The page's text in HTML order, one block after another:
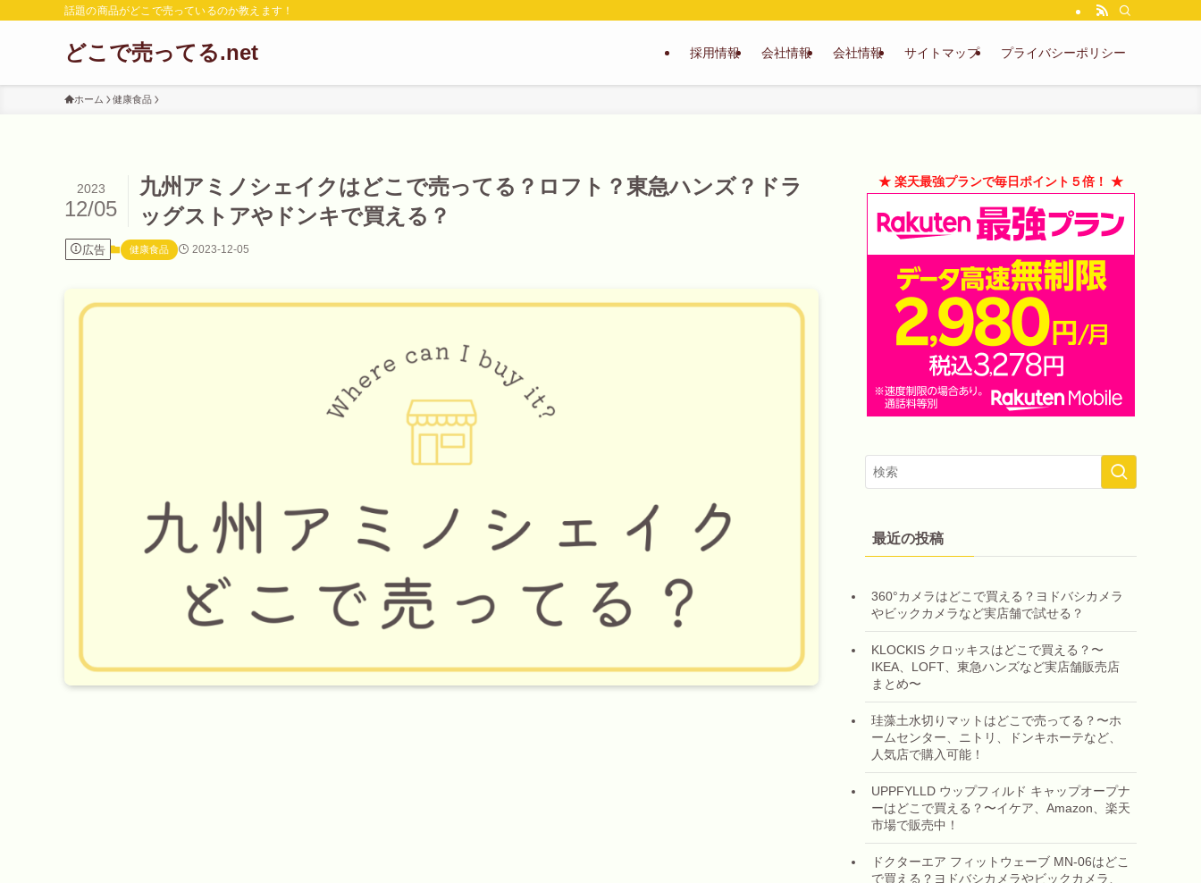
話題の商品がどこで売っているのか教えます！
どこで売ってる.net 採用情報 会社情報 会社情報 サイトマップ プライバシーポリシー
ホーム 健康食品
九州アミノシェイクはどこで売ってる？ロフト？東急ハンズ？ドラ
ッグストアやドンキで買える？
2023
12/05
広告 健康食品 2023-12-05
★ 楽天最強プランで毎日ポイント５倍！ ★
最近の投稿
360°カメラはどこで買える？ヨドバシカメラ
やビックカメラなど実店舗で試せる？
KLOCKIS クロッキスはどこで買える？〜
IKEA、LOFT、東急ハンズなど実店舗販売店
まとめ〜
珪藻土水切りマットはどこで売ってる？〜ホ
ームセンター、ニトリ、ドンキホーテなど、
人気店で購入可能！
UPPFYLLD ウップフィルド キャップオープナ
ーはどこで買える？〜イケア、Amazon、楽天
市場で販売中！
ドクターエア フィットウェーブ MN-06はどこ
で買える？ヨドバシカメラやビックカメラ、